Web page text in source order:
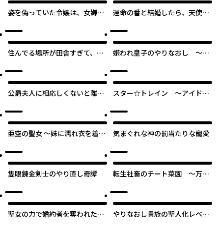
姿を偽っていた令嬢は、女嫌い
うちに溺愛されていたみたいで
す
運命の番と結婚したら、天使息
住んでる場所が田舎すぎて、ダ
が？
嫌われ皇子のやりなおし ～辺
の眷属と理想の王国を作ります
～
公爵夫人に相応しくないと離縁
スター☆トレイン ～アイドル
青春をやり直します～
亜空の聖女 〜妹に濡れ衣を着せ
してやり直す〜
気まぐれな神の罰当たりな寵愛
隻眼錬金剣士のやり直し奇譚
転生社畜のチート菜園 ～万能
使してたら、気づけば大陸一の
生産拠点ができていた～
聖女の力で婚約者を奪われたけ
やりなおし貴族の聖人化レベル